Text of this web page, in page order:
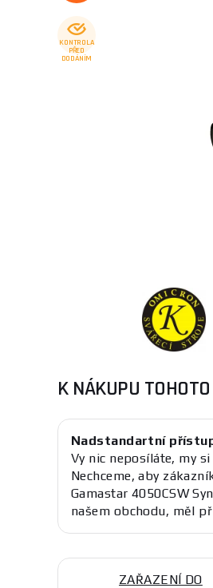
KONTROLA
PŘED
DODÁNÍM
K NÁKUPU
Nadstandartní
Vy nic neposíláte, my
Nechceme, aby
Gamastar 4050CSW
našem obchodu, měl
ZAŘAZENÍ DO